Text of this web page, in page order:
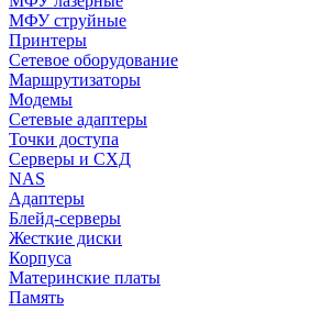
МФУ струйные
Принтеры
Сетевое оборудование
Маршрутизаторы
Модемы
Сетевые адаптеры
Точки доступа
Серверы и СХД
NAS
Адаптеры
Блейд-серверы
Жесткие диски
Корпуса
Материнские платы
Память